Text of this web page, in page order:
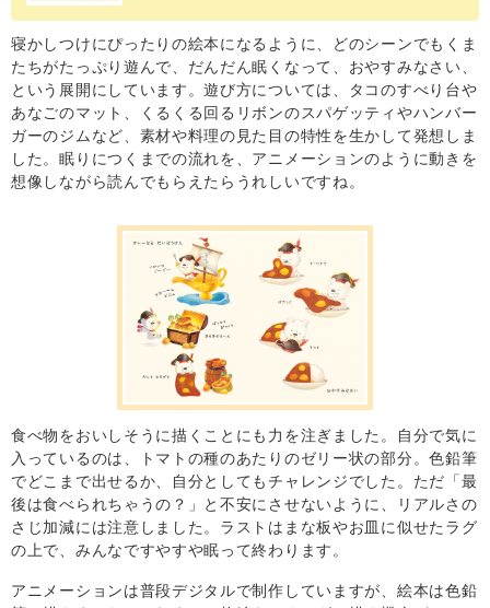
寝かしつけにぴったりの絵本になるように、どのシーンでもくま
たちがたっぷり遊んで、だんだん眠くなって、おやすみなさい、
という展開にしています。遊び方については、タコのすべり台や
あなごのマット、くるくる回るリボンのスパゲッティやハンバー
ガーのジムなど、素材や料理の見た目の特性を生かして発想しま
した。眠りにつくまでの流れを、アニメーションのように動きを
想像しながら読んでもらえたらうれしいですね。
食べ物をおいしそうに描くことにも力を注ぎました。自分で気に
入っているのは、トマトの種のあたりのゼリー状の部分。色鉛筆
でどこまで出せるか、自分としてもチャレンジでした。ただ「最
後は食べられちゃうの？」と不安にさせないように、リアルさの
さじ加減には注意しました。ラストはまな板やお皿に似せたラグ
の上で、みんなですやすや眠って終わります。
アニメーションは普段デジタルで制作していますが、絵本は色鉛